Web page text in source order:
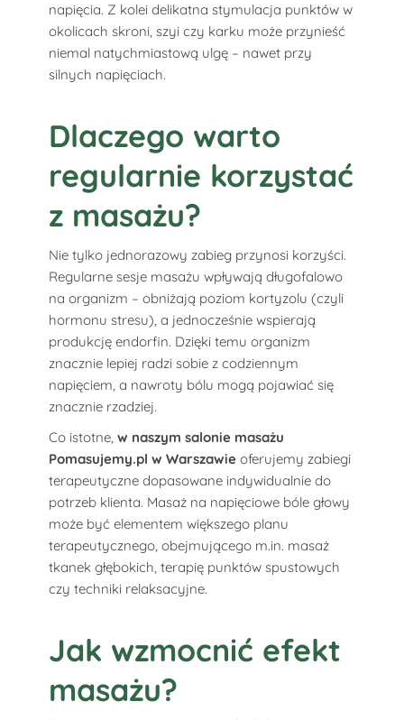
napięcia. Z kolei delikatna stymulacja punktów w
okolicach skroni, szyi czy karku może przynieść
niemal natychmiastową ulgę – nawet przy
silnych napięciach.
Dlaczego warto
regularnie korzystać
z masażu?
Nie tylko jednorazowy zabieg przynosi korzyści.
Regularne sesje masażu wpływają długofalowo
na organizm – obniżają poziom kortyzolu (czyli
hormonu stresu), a jednocześnie wspierają
produkcję endorfin. Dzięki temu organizm
znacznie lepiej radzi sobie z codziennym
napięciem, a nawroty bólu mogą pojawiać się
znacznie rzadziej.
Co istotne, w naszym salonie masażu
Pomasujemy.pl w Warszawieoferujemy zabiegi
terapeutyczne dopasowane indywidualnie do
potrzeb klienta. Masaż na napięciowe bóle głowy
może być elementem większego planu
terapeutycznego, obejmującego m.in. masaż
tkanek głębokich, terapię punktów spustowych
czy techniki relaksacyjne.
Jak wzmocnić efekt
masażu?